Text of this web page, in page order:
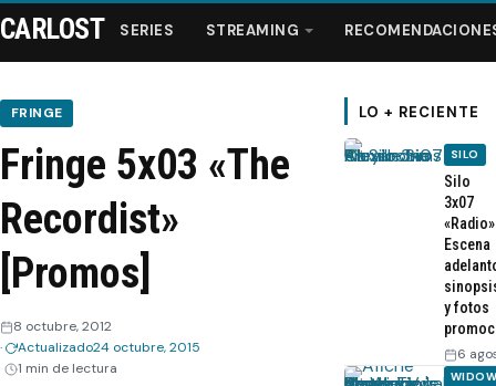
Series
Streaming
Recomendaciones
Videos
CARLOST SERIES STREAMING
FRINGE
Fringe 5x03 «The
Recordist»
[Promos]
8 octubre, 2012
Actualizado24 octubre, 2015
1 min de lectura
LO + RECIENTE
SILO
Silo
3x07
Escena
y fotos
6